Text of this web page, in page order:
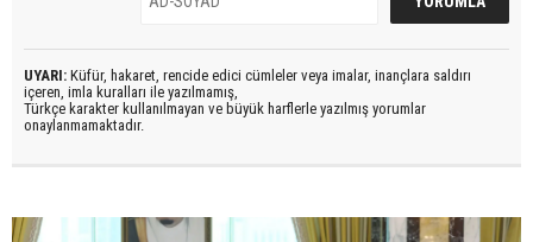
UYARI: Küfür, hakaret, rencide edici cümleler veya imalar, inançlara saldırı
içeren, imla kuralları ile yazılmamış,
Türkçe karakter kullanılmayan ve büyük harflerle yazılmış yorumlar
onaylanmamaktadır.